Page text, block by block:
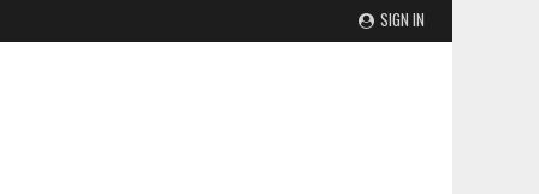
SIGN IN